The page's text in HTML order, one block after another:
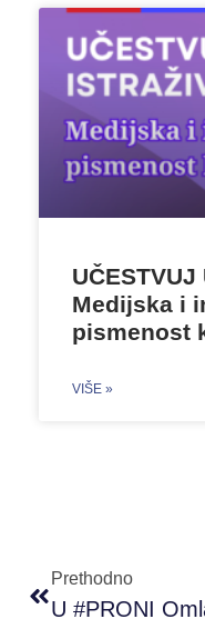
UČESTVUJ
Medijska i
pismenost
VIŠE »
Prethodno